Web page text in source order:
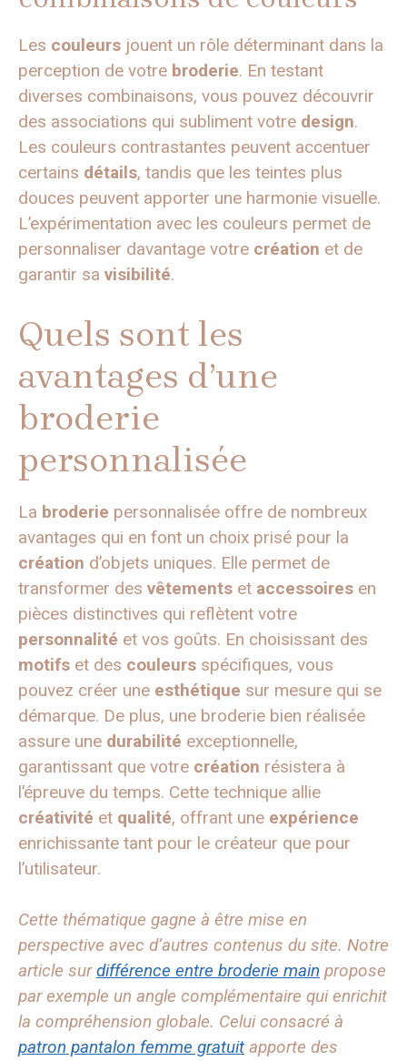
Les couleurs jouent un rôle déterminant dans la
perception de votre broderie. En testant
diverses combinaisons, vous pouvez découvrir
des associations qui subliment votre design.
Les couleurs contrastantes peuvent accentuer
certains détails, tandis que les teintes plus
douces peuvent apporter une harmonie visuelle.
L’expérimentation avec les couleurs permet de
personnaliser davantage votre création et de
garantir sa visibilité.
Quels sont les
avantages d’une
broderie
personnalisée
La broderie personnalisée offre de nombreux
avantages qui en font un choix prisé pour la
création d’objets uniques. Elle permet de
transformer des vêtements et accessoires en
pièces distinctives qui reflètent votre
personnalité et vos goûts. En choisissant des
motifs et des couleurs spécifiques, vous
pouvez créer une esthétique sur mesure qui se
démarque. De plus, une broderie bien réalisée
assure une durabilité exceptionnelle,
garantissant que votre création résistera à
l’épreuve du temps. Cette technique allie
créativité et qualité, offrant une expérience
enrichissante tant pour le créateur que pour
l’utilisateur.
Cette thématique gagne à être mise en
perspective avec d’autres contenus du site. Notre
article surdifférence entre broderie main propose
par exemple un angle complémentaire qui enrichit
la compréhension globale. Celui consacré à
patron pantalon femme gratuit apporte des